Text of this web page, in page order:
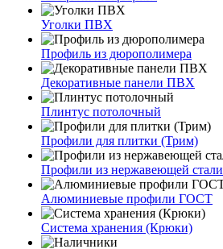
Уголки ПВХ
Профиль из дюрополимера
Декоративные панели ПВХ
Плинтус потолочный
Профили для плитки (Трим)
Профили из нержавеющей стали
Алюминиевые профили ГОСТ
Система хранения (Крюки)